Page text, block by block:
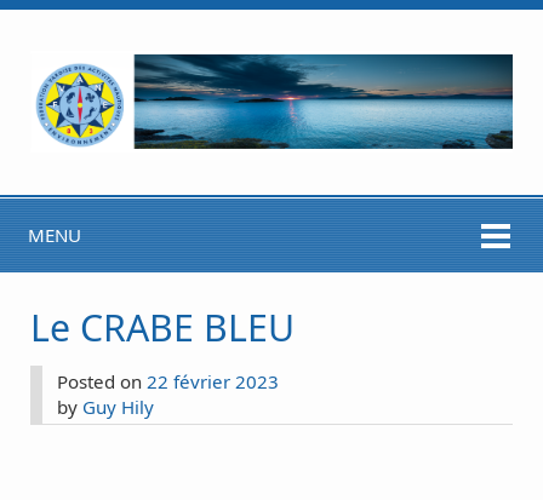
MENU
Le CRABE BLEU
Posted on22 février 2023
by Guy Hily